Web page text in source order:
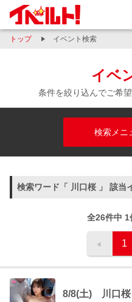
トップ イベント検索
イベ
条件を絞り込んでご希
検索メニ
検索ワード「 川口桜 」 該当
全26件中 1
1
8/8(土) 川口桜